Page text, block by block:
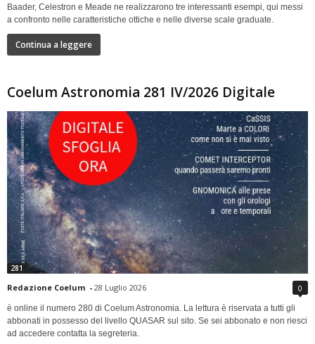
Baader, Celestron e Meade ne realizzarono tre interessanti esempi, qui messi
a confronto nelle caratteristiche ottiche e nelle diverse scale graduate.
Continua a leggere
Coelum Astronomia 281 IV/2026 Digitale
281
Redazione Coelum - 28 Luglio 2026 0
è online il numero 280 di Coelum Astronomia. La lettura è riservata a tutti gli
abbonati in possesso del livello QUASAR sul sito. Se sei abbonato e non riesci
ad accedere contatta la segreteria.